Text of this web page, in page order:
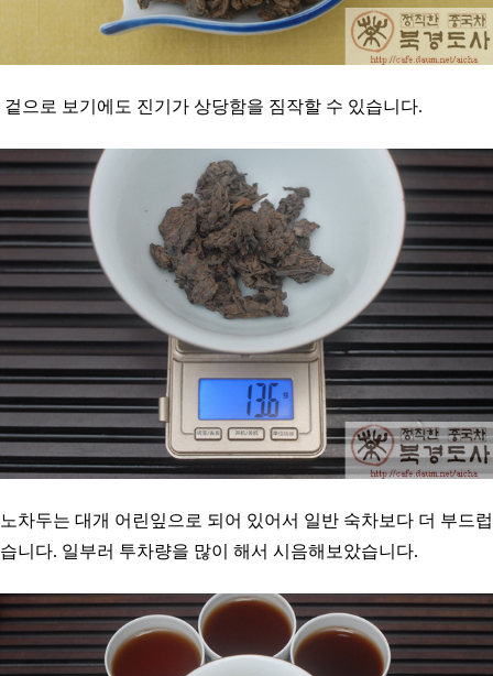
겉으로 보기에도 진기가 상당함을 짐작할 수 있습니다.
노차두는 대개 어린잎으로 되어 있어서 일반 숙차보다 더 부드럽
습니다. 일부러 투차량을 많이 해서 시음해보았습니다.